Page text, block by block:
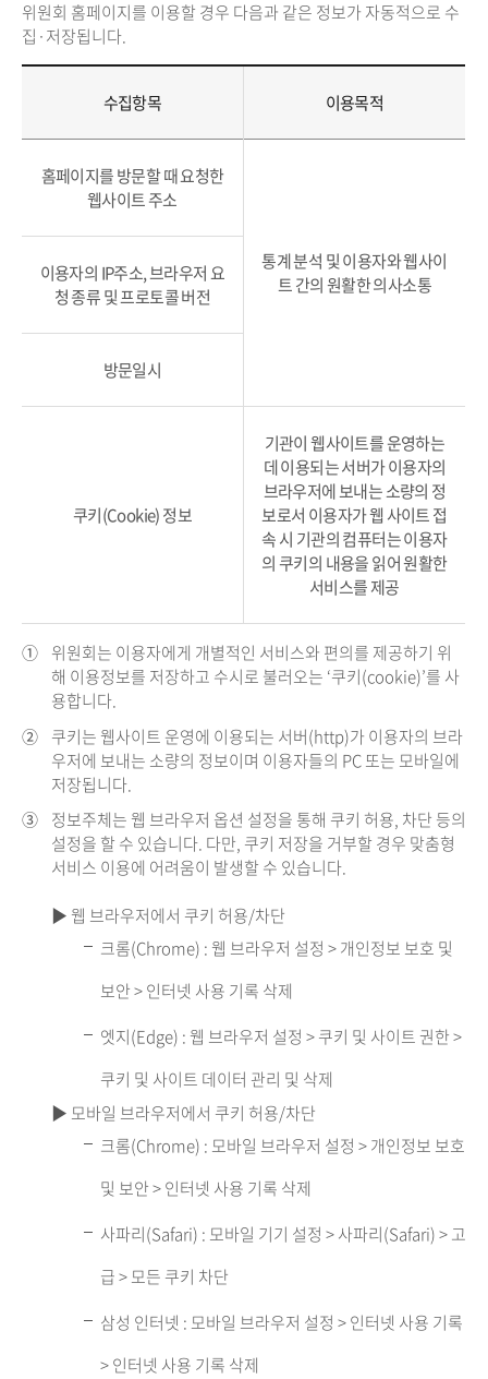
위원회 홈페이지를 이용할 경우 다음과 같은 정보가 자동적으로 수
집·저장됩니다.
수집항목 이용목적
홈페이지를 방문할 때 요청한
웹사이트 주소
통계 분석 및 이용자와 웹사이
트 간의 원활한 의사소통
이용자의 IP주소, 브라우저 요
청 종류 및 프로토콜 버전
방문일시
쿠키(Cookie) 정보
기관이 웹사이트를 운영하는
데 이용되는 서버가 이용자의
브라우저에 보내는 소량의 정
보로서 이용자가 웹 사이트 접
속 시 기관의 컴퓨터는 이용자
의 쿠키의 내용을 읽어 원활한
서비스를 제공
① 위원회는 이용자에게 개별적인 서비스와 편의를 제공하기 위
해 이용정보를 저장하고 수시로 불러오는 ‘쿠키(cookie)’를 사
용합니다.
② 쿠키는 웹사이트 운영에 이용되는 서버(http)가 이용자의 브라
우저에 보내는 소량의 정보이며 이용자들의 PC 또는 모바일에
저장됩니다.
③ 정보주체는 웹 브라우저 옵션 설정을 통해 쿠키 허용, 차단 등의
설정을 할 수 있습니다. 다만, 쿠키 저장을 거부할 경우 맞춤형
서비스 이용에 어려움이 발생할 수 있습니다.
▶ 웹 브라우저에서 쿠키 허용/차단
크롬(Chrome) : 웹 브라우저 설정 > 개인정보 보호 및
보안 > 인터넷 사용 기록 삭제
엣지(Edge) : 웹 브라우저 설정 > 쿠키 및 사이트 권한 >
쿠키 및 사이트 데이터 관리 및 삭제
▶ 모바일 브라우저에서 쿠키 허용/차단
크롬(Chrome) : 모바일 브라우저 설정 > 개인정보 보호
및 보안 > 인터넷 사용 기록 삭제
사파리(Safari) : 모바일 기기 설정 > 사파리(Safari) > 고
급 > 모든 쿠키 차단
삼성 인터넷 : 모바일 브라우저 설정 > 인터넷 사용 기록
> 인터넷 사용 기록 삭제